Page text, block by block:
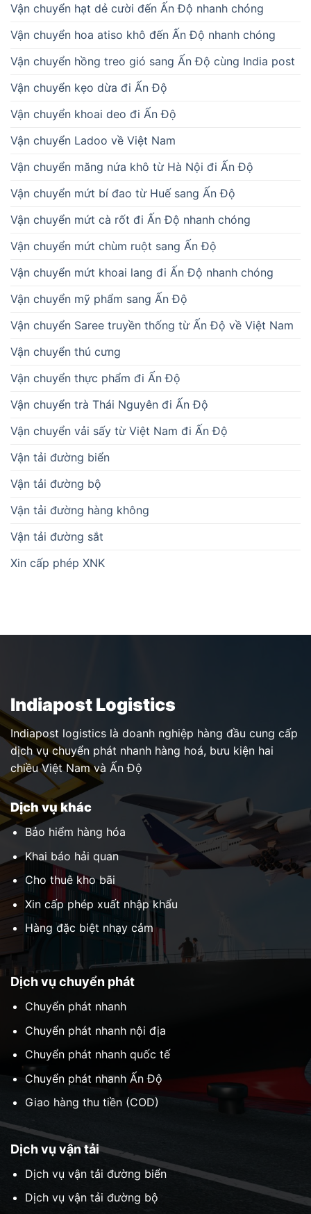
Vận chuyển hạt dẻ cười đến Ấn Độ nhanh chóng
Vận chuyển hoa atiso khô đến Ấn Độ nhanh chóng
Vận chuyển hồng treo gió sang Ấn Độ cùng India post
Vận chuyển kẹo dừa đi Ấn Độ
Vận chuyển khoai deo đi Ấn Độ
Vận chuyển Ladoo về Việt Nam
Vận chuyển măng nứa khô từ Hà Nội đi Ấn Độ
Vận chuyển mứt bí đao từ Huế sang Ấn Độ
Vận chuyển mứt cà rốt đi Ấn Độ nhanh chóng
Vận chuyển mứt chùm ruột sang Ấn Độ
Vận chuyển mứt khoai lang đi Ấn Độ nhanh chóng
Vận chuyển mỹ phẩm sang Ấn Độ
Vận chuyển Saree truyền thống từ Ấn Độ về Việt Nam
Vận chuyển thú cưng
Vận chuyển thực phẩm đi Ấn Độ
Vận chuyển trà Thái Nguyên đi Ấn Độ
Vận chuyển vải sấy từ Việt Nam đi Ấn Độ
Vận tải đường biển
Vận tải đường bộ
Vận tải đường hàng không
Vận tải đường sắt
Xin cấp phép XNK
Indiapost Logistics
Indiapost logistics là doanh nghiệp hàng đầu cung cấp
dịch vụ chuyển phát nhanh hàng hoá, bưu kiện hai
chiều Việt Nam và Ấn Độ
Dịch vụ chuyển phát
Chuyển phát nhanh
Chuyển phát nhanh nội địa
Chuyển phát nhanh quốc tế
Chuyển phát nhanh Ấn Độ
Giao hàng thu tiền (COD)
Dịch vụ vận tải
Dịch vụ vận tải đường biển
Dịch vụ vận tải đường bộ
Dịch vụ khác
Bảo hiểm hàng hóa
Khai báo hải quan
Cho thuê kho bãi
Xin cấp phép xuất nhập khẩu
Hàng đặc biệt nhạy cảm